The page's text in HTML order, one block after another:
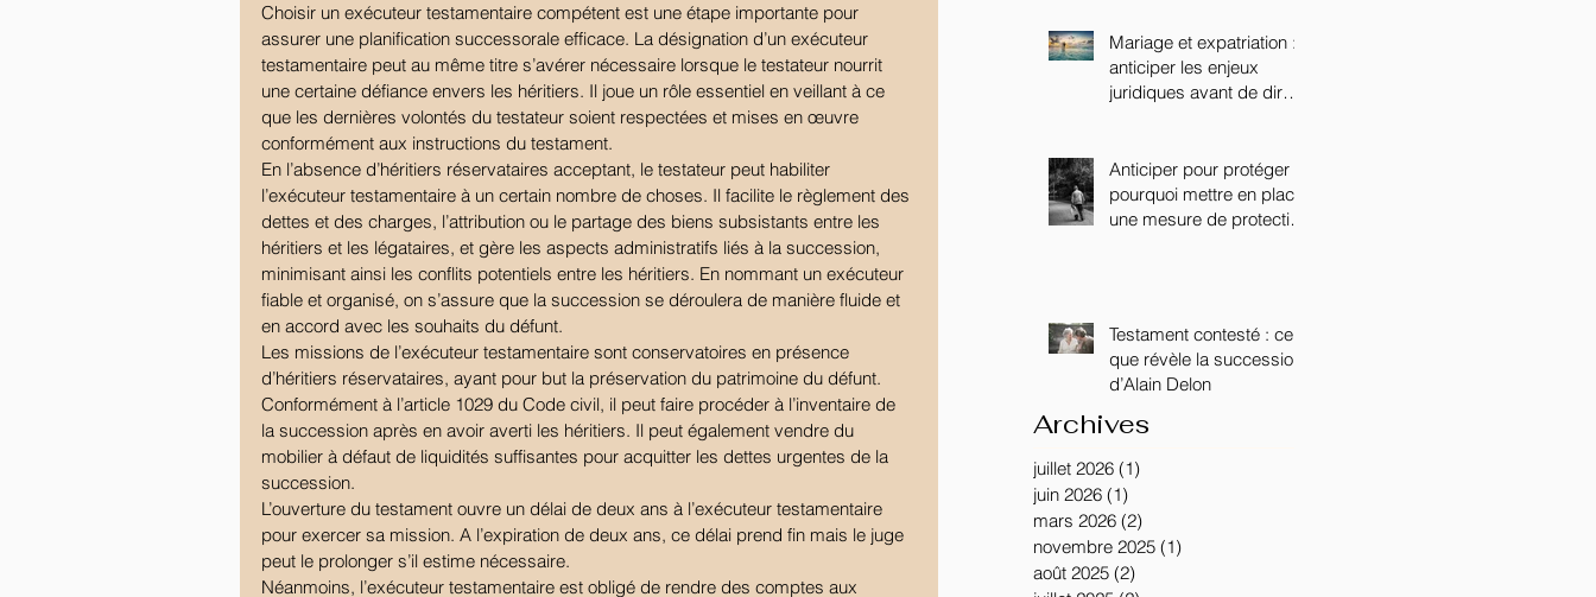
Choisir un exécuteur testamentaire compétent est une étape importante pour
assurer une planification successorale efficace. La désignation d’un exécuteur
testamentaire peut au même titre s’avérer nécessaire lorsque le testateur nourrit
une certaine défiance envers les héritiers. Il joue un rôle essentiel en veillant à ce
que les dernières volontés du testateur soient respectées et mises en œuvre
conformément aux instructions du testament.
En l’absence d’héritiers réservataires acceptant, le testateur peut habiliter
l’exécuteur testamentaire à un certain nombre de choses. Il facilite le règlement des
dettes et des charges, l’attribution ou le partage des biens subsistants entre les
héritiers et les légataires, et gère les aspects administratifs liés à la succession,
minimisant ainsi les conflits potentiels entre les héritiers. En nommant un exécuteur
fiable et organisé, on s’assure que la succession se déroulera de manière fluide et
en accord avec les souhaits du défunt.
Les missions de l’exécuteur testamentaire sont conservatoires en présence
d’héritiers réservataires, ayant pour but la préservation du patrimoine du défunt.
Conformément à l’article 1029 du Code civil, il peut faire procéder à l’inventaire de
la succession après en avoir averti les héritiers. Il peut également vendre du
mobilier à défaut de liquidités suffisantes pour acquitter les dettes urgentes de la
succession.
L’ouverture du testament ouvre un délai de deux ans à l’exécuteur testamentaire
pour exercer sa mission. A l’expiration de deux ans, ce délai prend fin mais le juge
peut le prolonger s’il estime nécessaire.
Néanmoins, l’exécuteur testamentaire est obligé de rendre des comptes aux
SECONDAIRE
Mariage et expatriation :
anticiper les enjeux
juridiques avant de dire «
Anticiper pour protéger :
pourquoi mettre en place
une mesure de protection
Testament contesté : ce
que révèle la succession
d’Alain Delon
Archives
juillet 2026 (1)
juin 2026 (1)
mars 2026 (2)
novembre 2025 (1)
août 2025 (2)